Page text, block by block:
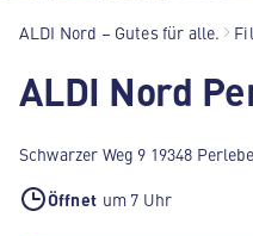
ALDI Nord – Gutes für alle.
ALDI Nord
Schwarzer Weg 9 19348
Öffnet um 7 Uhr